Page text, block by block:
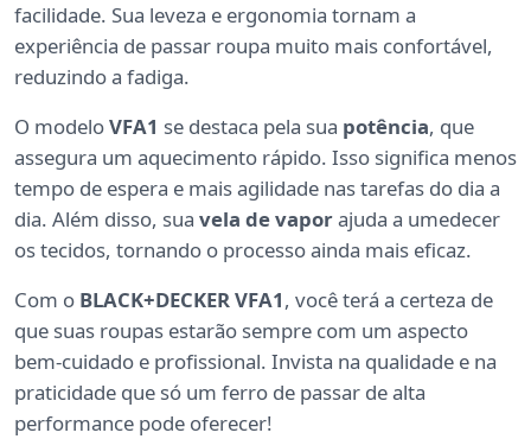
facilidade. Sua leveza e ergonomia tornam a
experiência de passar roupa muito mais confortável,
reduzindo a fadiga.
O modeloVFA1 se destaca pela sua potência, que
assegura um aquecimento rápido. Isso significa menos
tempo de espera e mais agilidade nas tarefas do dia a
dia. Além disso, sua vela de vaporajuda a umedecer
os tecidos, tornando o processo ainda mais eficaz.
Com o BLACK+DECKER VFA1, você terá a certeza de
que suas roupas estarão sempre com um aspecto
bem-cuidado e profissional. Invista na qualidade e na
praticidade que só um ferro de passar de alta
performance pode oferecer!